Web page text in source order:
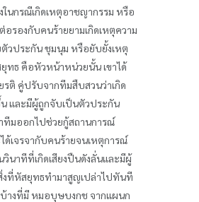
ในกรณีเกิดเหตุอาชญากรรม หรือ
อรองกับคนร้ายยามเกิดเหตุความ
วประกัน ชุมนุม หรือยับยั้งเหตุ
ทธ คือหัวหน้าหน่วยนั้น เขาได้
รติ คู่ปรับจากทีมสืบสวนว่าเกิด
และมีผู้ถูกจับเป็นตัวประกัน
ทีมออกไปช่วยกู้สถานการณ์
ด้เจรจากับคนร้ายจนเหตุการณ์
วินาทีที่เกิดเสียงปืนดังลั่นและมีผู้
งที่หัสยุทธทำมาสูญเปล่าไปทันที
างที่มี หมอบุษบงกช จากแผนก